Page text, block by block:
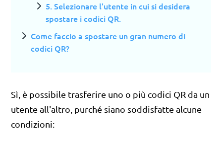
5. Selezionare l'utente in cui si desidera
spostare i codici QR.
Come faccio a spostare un gran numero di
codici QR?
Sì, è possibile trasferire uno o più codici QR da un
utente all'altro, purché siano soddisfatte alcune
condizioni: